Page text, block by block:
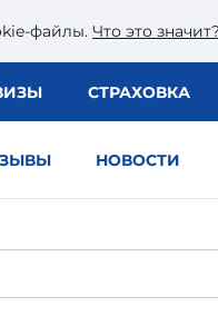
файлы. Что это значит?
СТРАХОВКА
НОВОСТИ